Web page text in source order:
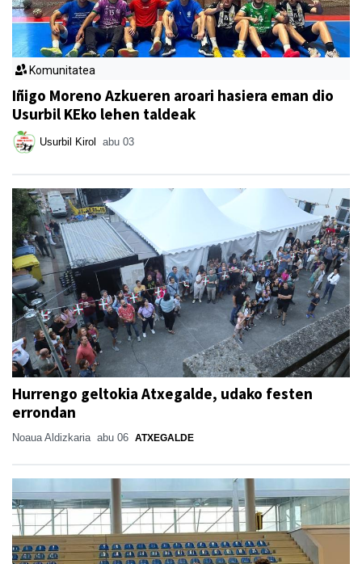
Komunitatea
Iñigo Moreno Azkueren aroari hasiera eman dio
Usurbil KEko lehen taldeak
Usurbil Kirol abu 03
Hurrengo geltokia Atxegalde, udako festen
errondan
Noaua Aldizkaria abu 06 ATXEGALDE